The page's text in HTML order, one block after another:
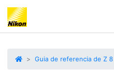
Guia de referencia de Z 8